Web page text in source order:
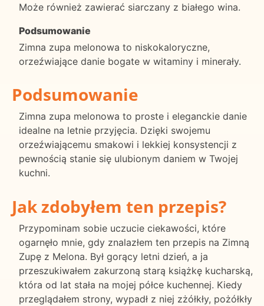
Może również zawierać siarczany z białego wina.
Podsumowanie
Zimna zupa melonowa to niskokaloryczne,
orzeźwiające danie bogate w witaminy i minerały.
Podsumowanie
Zimna zupa melonowa to proste i eleganckie danie
idealne na letnie przyjęcia. Dzięki swojemu
orzeźwiającemu smakowi i lekkiej konsystencji z
pewnością stanie się ulubionym daniem w Twojej
kuchni.
Jak zdobyłem ten przepis?
Przypominam sobie uczucie ciekawości, które
ogarnęło mnie, gdy znalazłem ten przepis na Zimną
Zupę z Melona. Był gorący letni dzień, a ja
przeszukiwałem zakurzoną starą książkę kucharską,
która od lat stała na mojej półce kuchennej. Kiedy
przeglądałem strony, wypadł z niej zżółkły, pożółkły